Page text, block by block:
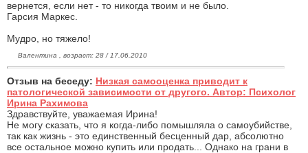
вернется, если нет - то никогда твоим и не было.
Гарсия Маркес.
Мудро, но тяжело!
Валентина , возраст: 28 / 17.06.2010
Отзыв на беседу: Низкая самооценка приводит к
патологической зависимости от другого. Автор: Психолог
Ирина Рахимова
Здравствуйте, уважаемая Ирина!
Не могу сказать, что я когда-либо помышляла о самоубийстве,
так как жизнь - это единственный бесценный дар, абсолютно
все остальное можно купить или продать... Однако на грани в